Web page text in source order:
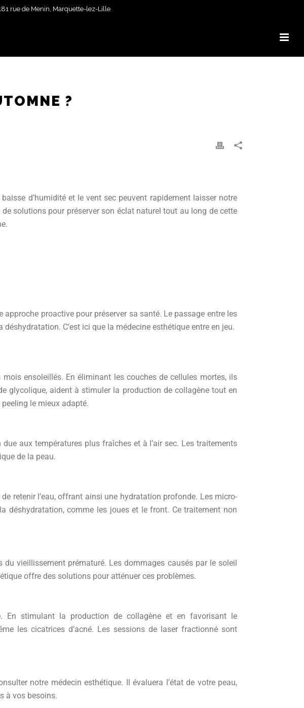
rue de Menin, Marquette-lez-Lille
?
d’humidité et le vent sec peuvent rapidement laisser notre
solutions pour préserver son éclat naturel tout au long de cette
proactive pour préserver sa santé. Le passage entre les
C’est ici que la médecine esthétique entre en jeu.
ensoleillés. En éliminant les couches de cellules mortes, ils
glycolique, aident à stimuler la production de collagène tout en
le mieux adapté.
aux températures plus fraîches et à l’air sec. Les traitements
de la peau.
retenir l’eau, offrant ainsi une hydratation profonde. Les micro-
déshydratation, comme les joues et le front. Ce traitement non
vieillissement prématuré. Les dommages causés par le soleil
offre des solutions pour atténuer ces problèmes.
En stimulant la production de collagène et en favorisant le
les cicatrices d’acné. Les sessions de laser fractionné sont
notre médecin esthétique. Il évaluera l’état de votre peau,
à vos besoins.